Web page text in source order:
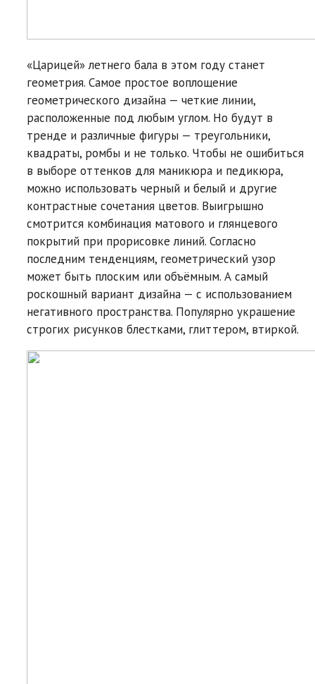
«Царицей» летнего бала в этом году станет
геометрия. Самое простое воплощение
геометрического дизайна — четкие линии,
расположенные под любым углом. Но будут в
тренде и различные фигуры — треугольники,
квадраты, ромбы и не только. Чтобы не ошибиться
в выборе оттенков для маникюра и педикюра,
можно использовать черный и белый и другие
контрастные сочетания цветов. Выигрышно
смотрится комбинация матового и глянцевого
покрытий при прорисовке линий. Согласно
последним тенденциям, геометрический узор
может быть плоским или объёмным. А самый
роскошный вариант дизайна — с использованием
негативного пространства. Популярно украшение
строгих рисунков блестками, глиттером, втиркой.